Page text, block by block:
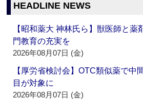
HEADLINE NEWS
【昭和薬大 神林氏ら】獣医師と薬
門教育の充実を
2026年08月07日 (金)
【厚労省検討会】OTC類似薬で中
目が対象に
2026年08月07日 (金)